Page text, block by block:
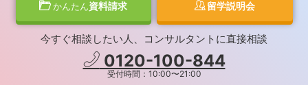
かんたん資料請求 留学説明会
今すぐ相談したい人、コンサルタントに直接相談
0120-100-844
受付時間：10:00〜21:00